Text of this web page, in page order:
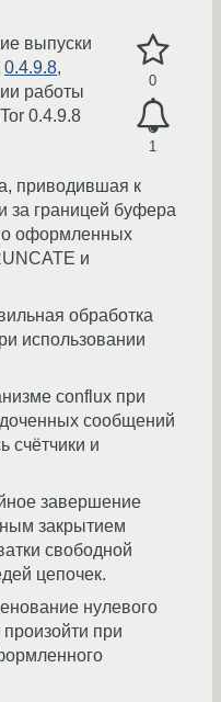
0
1
выпуски
0.4.9.8,
работы
0.4.9.8
приводившая к
за границей буфера
оформленных
и
обработка
использовании
conflux при
сообщений
счётчики и
завершение
закрытием
свободной
цепочек.
нулевого
при